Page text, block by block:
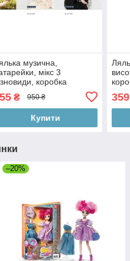
музична,
мікс 3
коробка
₴ 950 ₴
Купити
–20%